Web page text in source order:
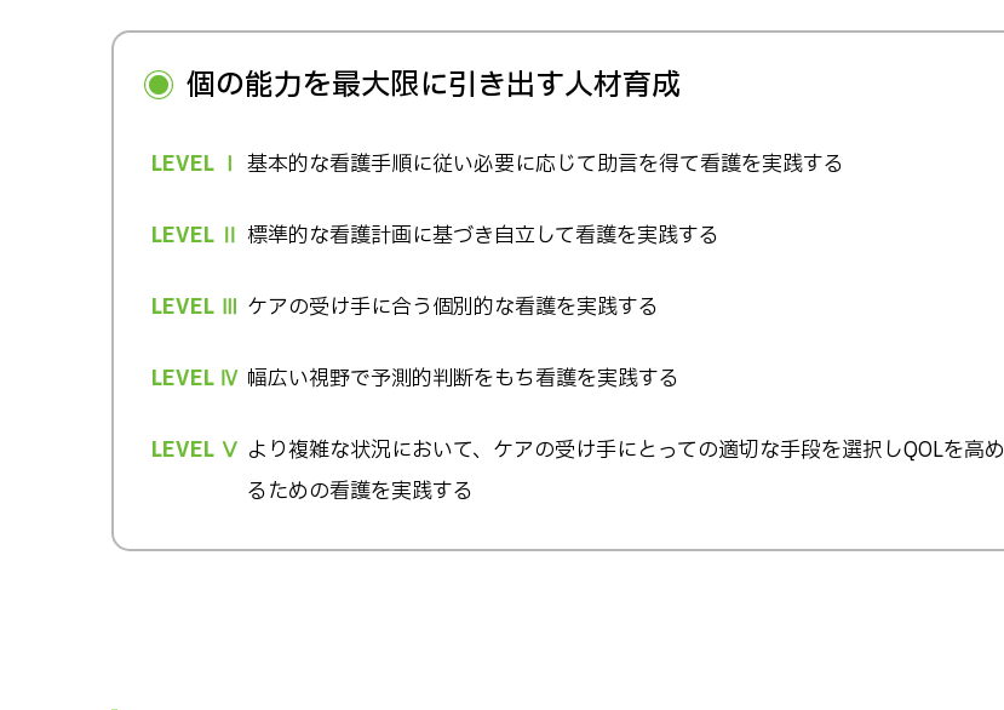
個の能力を最大限に引き出す人材育成
LEVEL Ⅰ 基本的な看護手順に従い必要に応じて助言を得て看護を実践する
LEVEL Ⅱ 標準的な看護計画に基づき自立して看護を実践する
LEVEL Ⅲ ケアの受け手に合う個別的な看護を実践する
LEVEL Ⅳ 幅広い視野で予測的判断をもち看護を実践する
LEVEL Ⅴ より複雑な状況において、ケアの受け手にとっての適切な手段を選択しQOLを高め
るための看護を実践する